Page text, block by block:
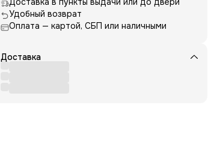
Удобный возврат
Оплата — картой, СБП или наличными
Доставка